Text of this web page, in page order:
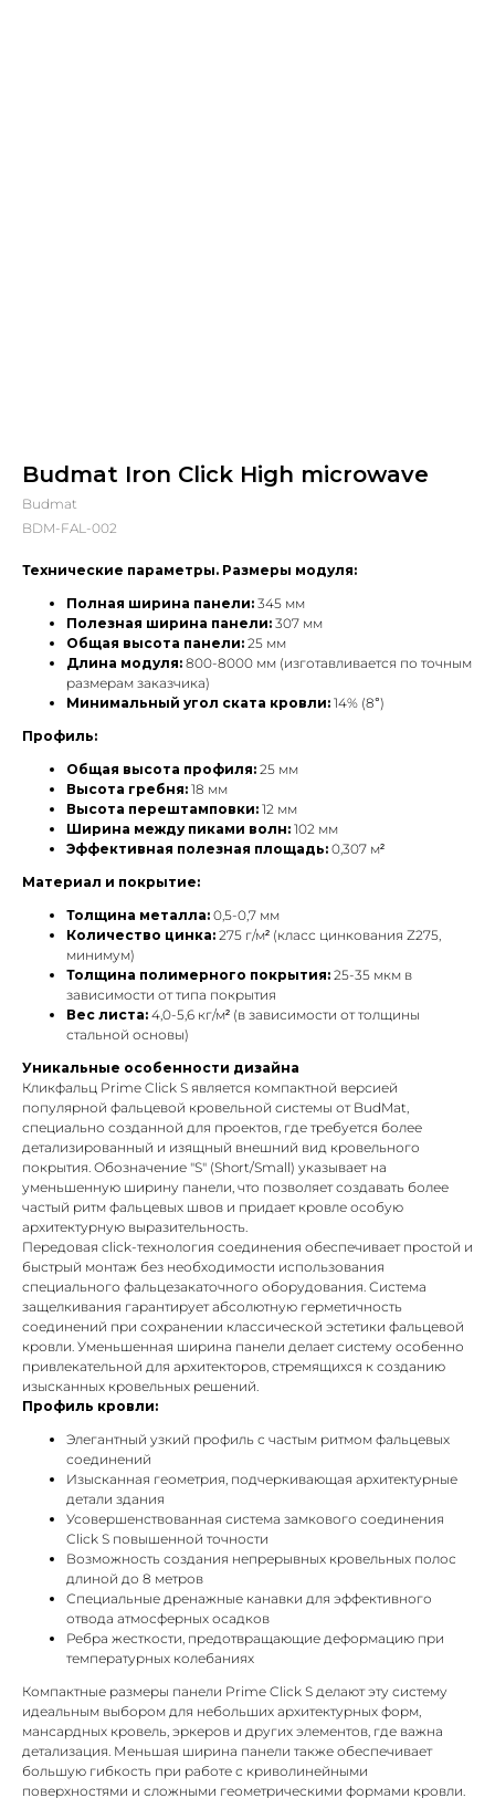
Budmat Iron Click High microwave
Budmat
BDM-FAL-002
Технические параметры. Размеры модуля:
Полная ширина панели: 345 мм
Полезная ширина панели: 307 мм
Общая высота панели: 25 мм
Длина модуля: 800-8000 мм (изготавливается по точным
размерам заказчика)
Минимальный угол ската кровли: 14% (8°)
Профиль:
Общая высота профиля: 25 мм
Высота гребня: 18 мм
Высота перештамповки: 12 мм
Ширина между пиками волн: 102 мм
Эффективная полезная площадь: 0,307 м²
Материал и покрытие:
Толщина металла: 0,5-0,7 мм
Количество цинка: 275 г/м² (класс цинкования Z275,
минимум)
Толщина полимерного покрытия: 25-35 мкм в
зависимости от типа покрытия
Вес листа: 4,0-5,6 кг/м² (в зависимости от толщины
стальной основы)
Уникальные особенности дизайна
Кликфальц Prime Click S является компактной версией
популярной фальцевой кровельной системы от BudMat,
специально созданной для проектов, где требуется более
детализированный и изящный внешний вид кровельного
покрытия. Обозначение "S" (Short/Small) указывает на
уменьшенную ширину панели, что позволяет создавать более
частый ритм фальцевых швов и придает кровле особую
архитектурную выразительность.
Передовая click-технология соединения обеспечивает простой и
быстрый монтаж без необходимости использования
специального фальцезакаточного оборудования. Система
защелкивания гарантирует абсолютную герметичность
соединений при сохранении классической эстетики фальцевой
кровли. Уменьшенная ширина панели делает систему особенно
привлекательной для архитекторов, стремящихся к созданию
изысканных кровельных решений.
Профиль кровли:
Элегантный узкий профиль с частым ритмом фальцевых
соединений
Изысканная геометрия, подчеркивающая архитектурные
детали здания
Усовершенствованная система замкового соединения
Click S повышенной точности
Возможность создания непрерывных кровельных полос
длиной до 8 метров
Специальные дренажные канавки для эффективного
отвода атмосферных осадков
Ребра жесткости, предотвращающие деформацию при
температурных колебаниях
Компактные размеры панели Prime Click S делают эту систему
идеальным выбором для небольших архитектурных форм,
мансардных кровель, эркеров и других элементов, где важна
детализация. Меньшая ширина панели также обеспечивает
большую гибкость при работе с криволинейными
поверхностями и сложными геометрическими формами кровли.